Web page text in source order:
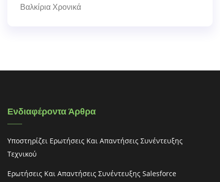
Βαλκίρια Χρονικά
Ενδιαφέροντα Άρθρα
Υποστηρίζει Ερωτήσεις Και Απαντήσεις Συνέντευξης
Τεχνικού
Ερωτήσεις Και Απαντήσεις Συνέντευξης Salesforce